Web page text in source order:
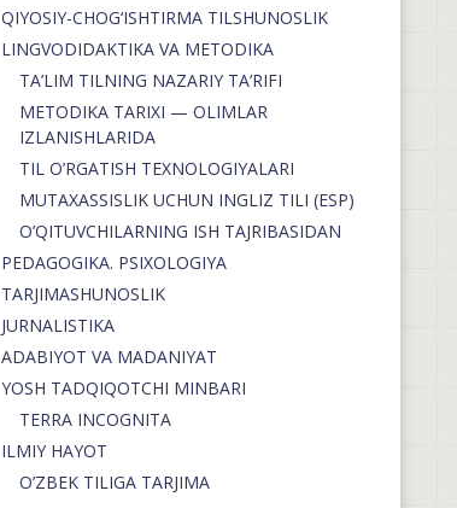
QIYOSIY-CHOG‘ISHTIRMA TILSHUNOSLIK
LINGVODIDAKTIKA VA METODIKA
TA’LIM TILNING NAZARIY TA’RIFI
METODIKA TARIXI — OLIMLAR
IZLANISHLARIDA
TIL O’RGATISH TEXNOLOGIYALARI
MUTAXASSISLIK UCHUN INGLIZ TILI (ESP)
O’QITUVCHILARNING ISH TAJRIBASIDAN
PEDAGOGIKA. PSIXOLOGIYA
TARJIMASHUNOSLIK
JURNALISTIKA
ADABIYOT VA MADANIYAT
YOSH TADQIQOTCHI MINBARI
TERRA INCOGNITA
ILMIY HAYOT
O’ZBEK TILIGA TARJIMA